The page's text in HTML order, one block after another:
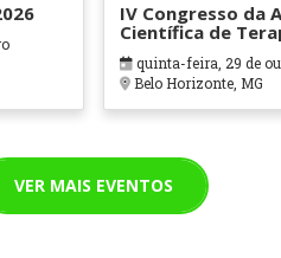
IV Congresso da
Científica de
Ocupacional em
Hospitalares e
Paliativos -
quinta-feira, 29 de
Belo Horizonte, MG
VER MAIS EVENTOS